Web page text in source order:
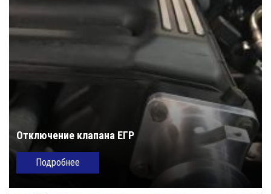
Отключение клапана ЕГР
Подробнее